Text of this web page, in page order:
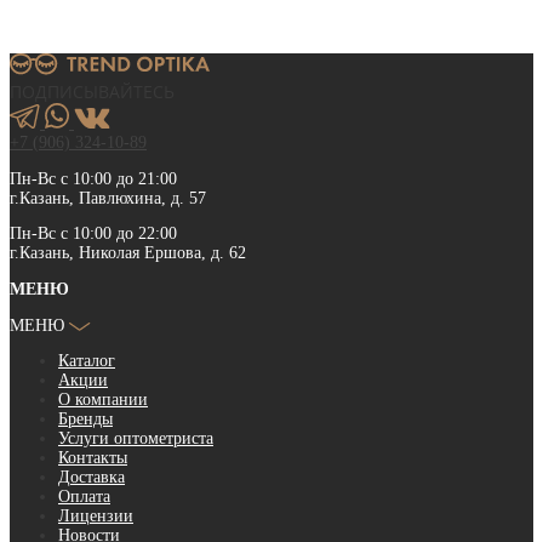
+7 (906) 324-10-89
Пн-Вс с 10:00 до 21:00
г.Казань, Павлюхина, д. 57
Пн-Вс с 10:00 до 22:00
г.Казань, Николая Ершова, д. 62
МЕНЮ
МЕНЮ
Каталог
Акции
О компании
Бренды
Услуги оптометриста
Контакты
Доставка
Оплата
Лицензии
Новости